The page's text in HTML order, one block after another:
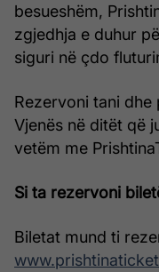
besueshëm,
zgjedhja e duhur
siguri në çdo
Rezervoni tani
Vjenës në ditët që
vetëm me
Si ta rezervoni
Biletat mund ti